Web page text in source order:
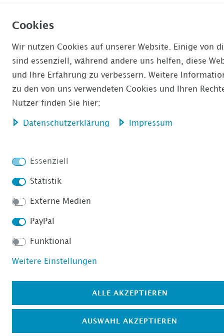
Cookies
Wir nutzen Cookies auf unserer Website. Einige von
sind essenziell, während andere uns helfen, diese
und Ihre Erfahrung zu verbessern. Weitere
zu den von uns verwendeten Cookies und Ihren
Nutzer finden Sie hier:
Daten­schutz­erklärung Impressum
Essenziell
Statistik
Externe Medien
PayPal
Funktional
Weitere Einstellungen
ALLE AKZEPTIEREN
AUSWAHL AKZEPTIEREN